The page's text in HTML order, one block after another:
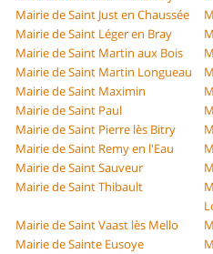
Mairie de Saint Just en Chaussée
Mairie de Saint Léger en Bray
Mairie de Saint Martin aux Bois
Mairie de Saint Martin Longueau
Mairie de Saint Maximin
Mairie de Saint Paul
Mairie de Saint Pierre lès Bitry
Mairie de Saint Remy en l'Eau
Mairie de Saint Sauveur
Mairie de Saint Thibault
Mairie de Saint Vaast lès Mello
Mairie de Sainte Eusoye